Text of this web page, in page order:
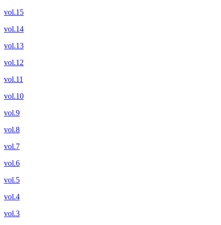
vol.15
vol.14
vol.13
vol.12
vol.11
vol.10
vol.9
vol.8
vol.7
vol.6
vol.5
vol.4
vol.3